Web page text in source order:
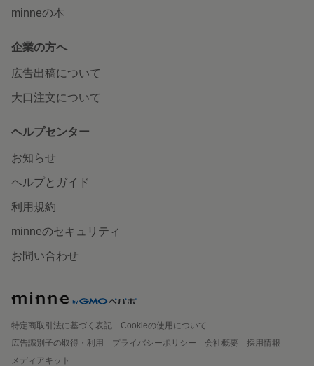
minneの本
企業の方へ
広告出稿について
大口注文について
ヘルプセンター
お知らせ
ヘルプとガイド
利用規約
minneのセキュリティ
お問い合わせ
特定商取引法に基づく表記
Cookieの使用について
広告識別子の取得・利用
プライバシーポリシー 会社概要
採用情報
メディアキット